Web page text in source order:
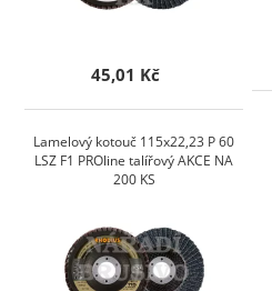
45,01 Kč
Lamelový kotouč 115x22,23 P 60
LSZ F1 PROline talířový AKCE NA
200 KS